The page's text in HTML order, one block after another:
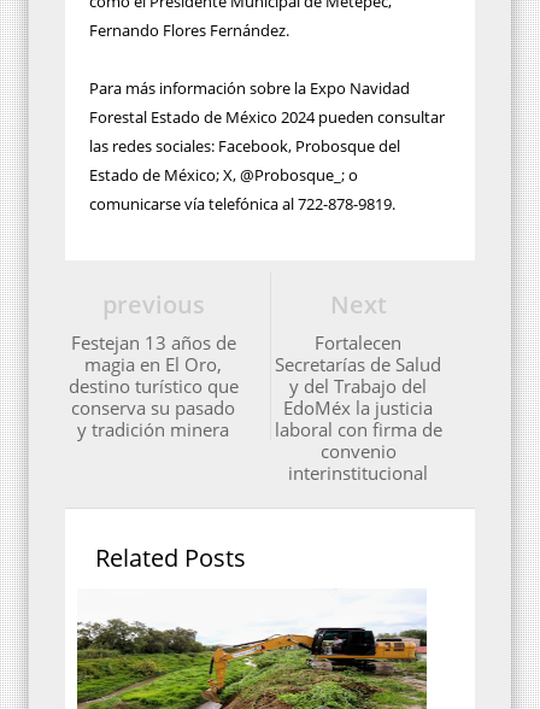
Fernando Flores Fernández.
Para más información sobre la Expo Navidad
Forestal Estado de México 2024 pueden consultar
las redes sociales: Facebook, Probosque del
Estado de México; X, @Probosque_; o
comunicarse vía telefónica al 722-878-9819.
Next
Fortalecen
Secretarías de Salud
y del Trabajo del
EdoMéx la justicia
laboral con firma de
convenio
interinstitucional
previous
Festejan 13 años de
magia en El Oro,
destino turístico que
conserva su pasado
y tradición minera
Related Posts